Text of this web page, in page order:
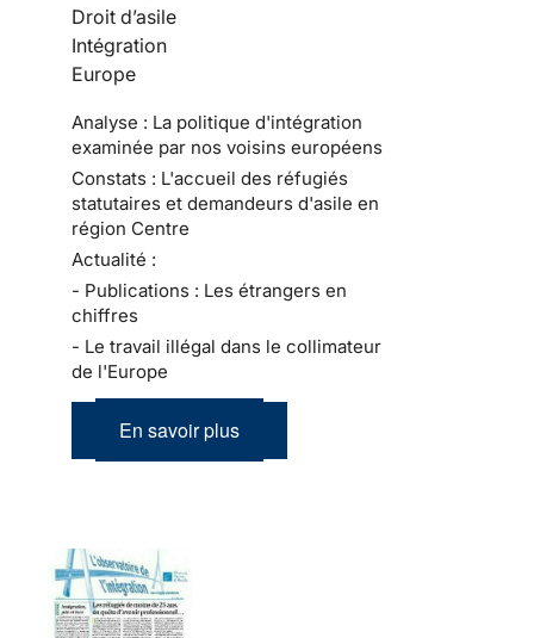
Droit d’asile
Intégration
Europe
Analyse : La politique d'intégration
examinée par nos voisins européens
Constats : L'accueil des réfugiés
statutaires et demandeurs d'asile en
région Centre
Actualité :
- Publications : Les étrangers en
chiffres
- Le travail illégal dans le collimateur
de l'Europe
En savoir plus